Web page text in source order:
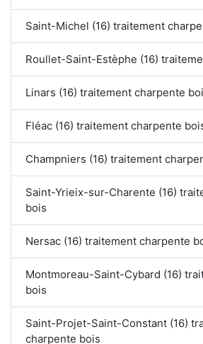
Saint-Michel (16) traitement
Roullet-Saint-Estèphe (16)
Linars (16) traitement charpente
Fléac (16) traitement charpente
Champniers (16) traitement
Saint-Yrieix-sur-Charente (16)
bois
Nersac (16) traitement charpente
Montmoreau-Saint-Cybard (16)
bois
Saint-Projet-Saint-Constant (16)
charpente bois